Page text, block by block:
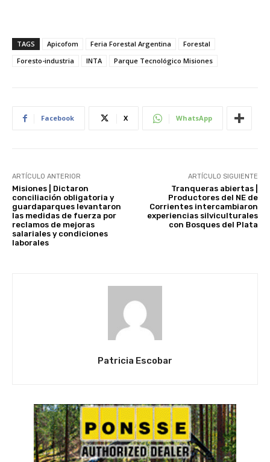
TAGS Apicofom Feria Forestal Argentina
Forestal
Foresto-industria
INTA Parque Tecnológico Misiones
Facebook X WhatsApp
ARTÍCULO ANTERIOR
Misiones | Dictaron
conciliación obligatoria y
guardaparques levantaron
las medidas de fuerza por
reclamos de mejoras
salariales y condiciones
laborales
ARTÍCULO SIGUIENTE
Tranqueras abiertas |
Productores del NE de
Corrientes intercambiaron
experiencias silviculturales
con Bosques del Plata
Patricia Escobar